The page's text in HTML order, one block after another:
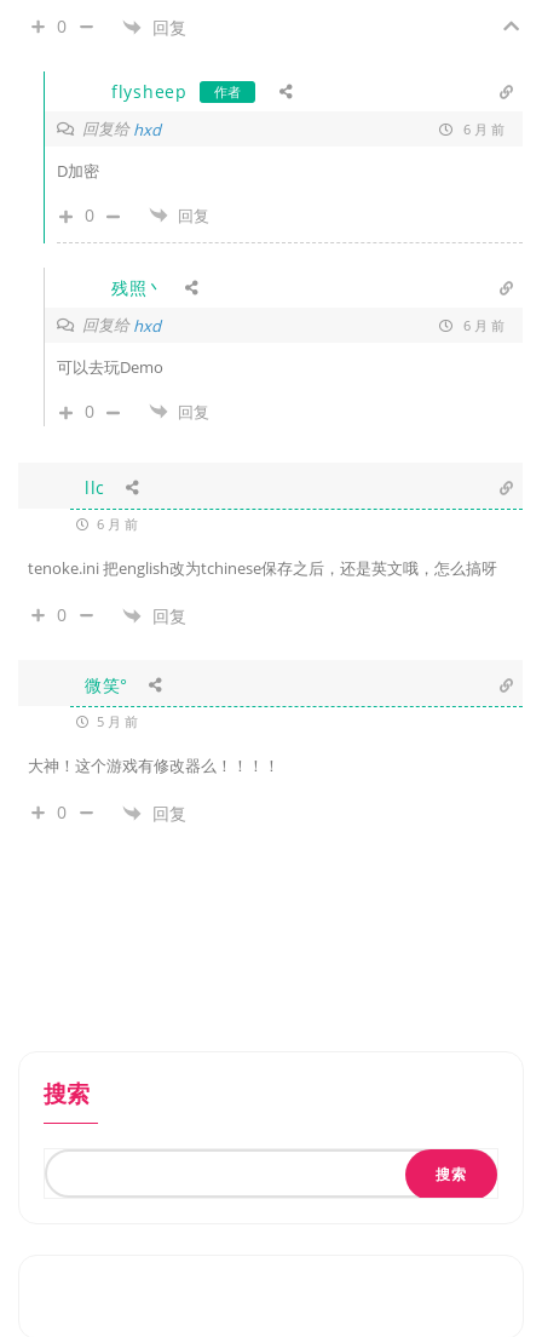
0 回复
flysheep 作者
回复给hxd 6 月 前
D加密
0 回复
残照丶
回复给hxd 6 月 前
可以去玩Demo
0 回复
llc
6 月 前
tenoke.ini 把english改为tchinese保存之后，还是英文哦，怎么搞呀
0 回复
微笑°
5 月 前
大神！这个游戏有修改器么！！！！
0 回复
搜索
搜索